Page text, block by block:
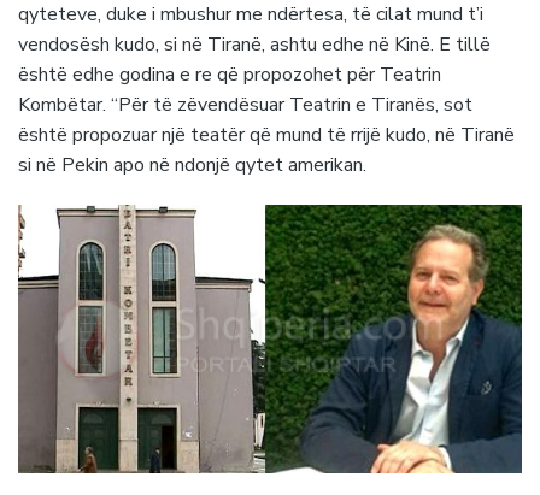
qyteteve, duke i mbushur me ndërtesa, të cilat mund t’i
vendosësh kudo, si në Tiranë, ashtu edhe në Kinë. E tillë
është edhe godina e re që propozohet për Teatrin
Kombëtar. “Për të zëvendësuar Teatrin e Tiranës, sot
është propozuar një teatër që mund të rrijë kudo, në Tiranë
si në Pekin apo në ndonjë qytet amerikan.